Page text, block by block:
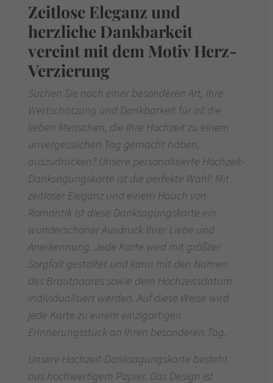
Zeitlose Eleganz und
herzliche Dankbarkeit
vereint mit dem Motiv Herz-
Verzierung
Suchen Sie nach einer besonderen Art, Ihre
Wertschätzung und Dankbarkeit für all die
lieben Menschen, die Ihre Hochzeit zu einem
unvergesslichen Tag gemacht haben,
auszudrücken? Unsere personalisierte Hochzeit-
Danksagungskarte ist die perfekte Wahl! Mit
zeitloser Eleganz und einem Hauch von
Romantik ist diese Danksagungskarte ein
wunderschöner Ausdruck Ihrer Liebe und
Anerkennung. Jede Karte wird mit größter
Sorgfalt gestaltet und kann mit den Namen
des Brautpaares sowie dem Hochzeitsdatum
individualisiert werden. Auf diese Weise wird
jede Karte zu einem einzigartigen
Erinnerungsstück an Ihren besonderen Tag.
Unsere Hochzeit-Danksagungskarte besteht
aus hochwertigem Papier. Das Design ist